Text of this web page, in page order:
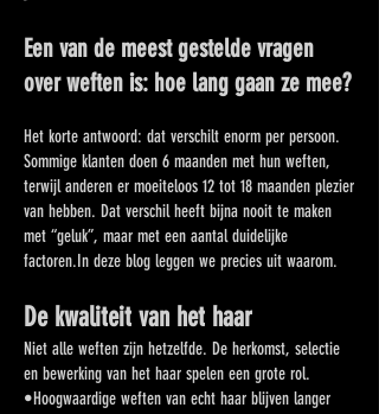
Een van de meest gestelde vragen
over weften is: hoe lang gaan ze mee?
Het korte antwoord: dat verschilt enorm per persoon.
Sommige klanten doen 6 maanden met hun weften,
terwijl anderen er moeiteloos 12 tot 18 maanden plezier
van hebben. Dat verschil heeft bijna nooit te maken
met “geluk”, maar met een aantal duidelijke
factoren.In deze blog leggen we precies uit waarom.
De kwaliteit van het haar
Niet alle weften zijn hetzelfde. De herkomst, selectie
en bewerking van het haar spelen een grote rol.
•Hoogwaardige weften van echt haar blijven langer